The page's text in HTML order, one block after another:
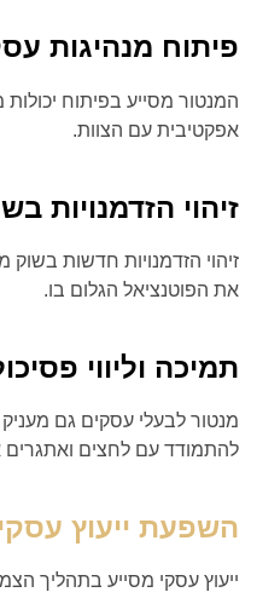
פיתוח מנהיגות
המנטור מסייע בפיתוח
אפקטיבית עם הצוות.
זיהוי הזדמנויות
זיהוי הזדמנויות חדשות
את הפוטנציאל הגלום בו.
תמיכה וליווי
מנטור לבעלי עסקים גם
להתמודד עם לחצים ואתגרים
השפעת ייעוץ
ייעוץ עסקי מסייע בתהליך